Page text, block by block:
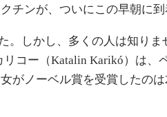
チンが、ついにこの早朝に
。しかし、多くの人は知り
リコー（Katalin Karikó）は、
がノーベル賞を受賞したの